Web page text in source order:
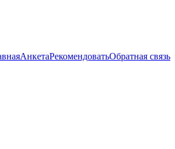
АнкетаРекомендоватьОбратная связь